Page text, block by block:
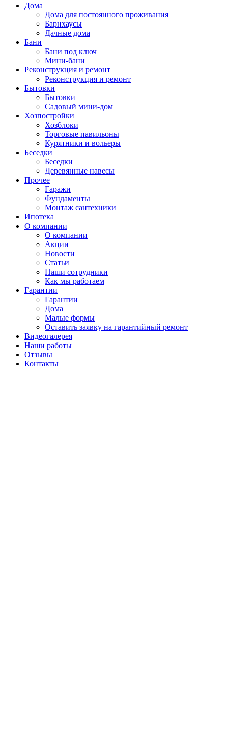
Дома
Дома для постоянного проживания
Барнхаусы
Дачные дома
Бани
Бани под ключ
Мини-бани
Реконструкция и ремонт
Реконструкция и ремонт
Бытовки
Бытовки
Садовый мини-дом
Хозпостройки
Хозблоки
Торговые павильоны
Курятники и вольеры
Беседки
Беседки
Деревянные навесы
Прочее
Гаражи
Фундаменты
Монтаж сантехники
Ипотека
О компании
О компании
Акции
Новости
Статьи
Наши сотрудники
Как мы работаем
Гарантии
Гарантии
Дома
Малые формы
Оставить заявку на гарантийный ремонт
Видеогалерея
Наши работы
Отзывы
Контакты